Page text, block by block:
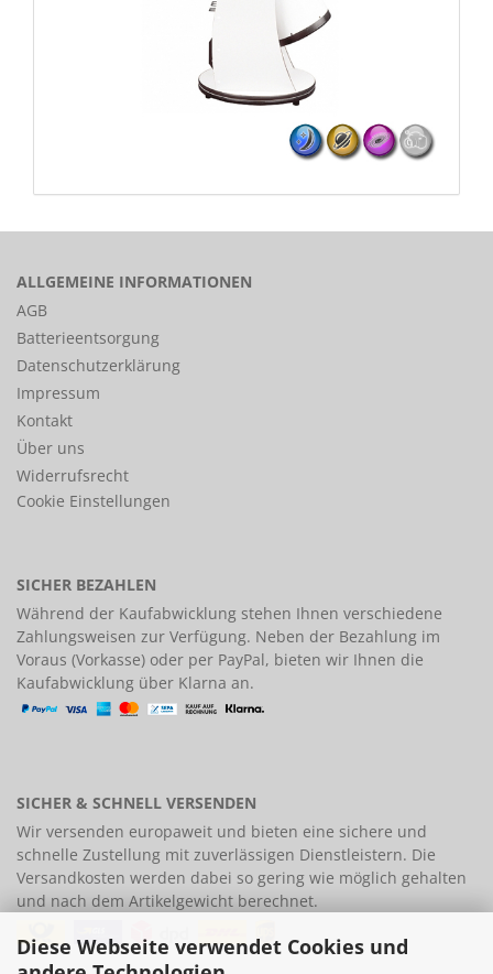
Diese Webseite verwendet Cookies und
ALLGEMEINE INFORMATIONEN
AGB
Batterieentsorgung
Datenschutzerklärung
Impressum
Kontakt
Über uns
Widerrufsrecht
Cookie Einstellungen
SICHER BEZAHLEN
Während der Kaufabwicklung stehen Ihnen verschiedene
Zahlungsweisen zur Verfügung. Neben der Bezahlung im
Voraus (Vorkasse) oder per PayPal, bieten wir Ihnen die
Kaufabwicklung über Klarna an.
SICHER & SCHNELL VERSENDEN
Wir versenden europaweit und bieten eine sichere und
schnelle Zustellung mit zuverlässigen Dienstleistern. Die
Versandkosten werden dabei so gering wie möglich gehalten
und nach dem Artikelgewicht berechnet.